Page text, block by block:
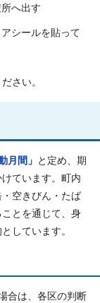
へ出す
シールを貼って
さい。
月間」 と定め、期
ています。町内
空きびん・たば
とを通じて、身
しています。
合は、各区の判断